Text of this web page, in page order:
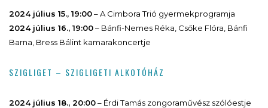
2024 július 15., 19:00– A Cimbora Trió gyermekprogramja
2024 július 16., 19:00– Bánfi-Nemes Réka, Csőke Flóra, Bánfi
Barna, Bress Bálint kamarakoncertje
SZIGLIGET – SZIGLIGETI ALKOTÓHÁZ
2024 július 18., 20:00– Érdi Tamás zongoraművész szólóestje